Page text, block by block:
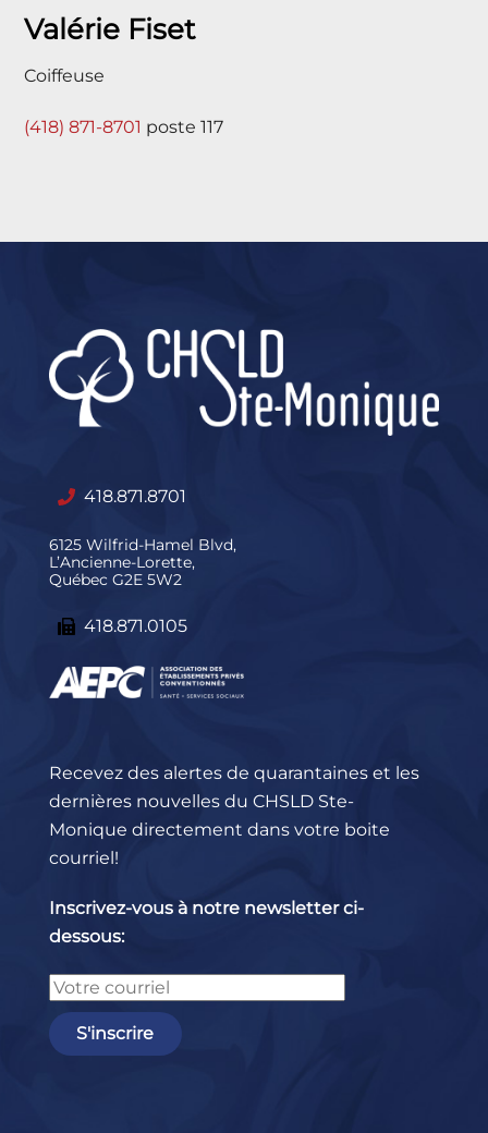
Valérie Fiset
Coiffeuse
(418) 871-8701 poste 117
418.871.8701
6125 Wilfrid-Hamel Blvd,
L’Ancienne-Lorette,
Québec G2E 5W2
418.871.0105
Recevez des alertes de quarantaines et les
dernières nouvelles du CHSLD Ste-
Monique directement dans votre boite
courriel!
Inscrivez-vous à notre newsletter ci-
dessous: